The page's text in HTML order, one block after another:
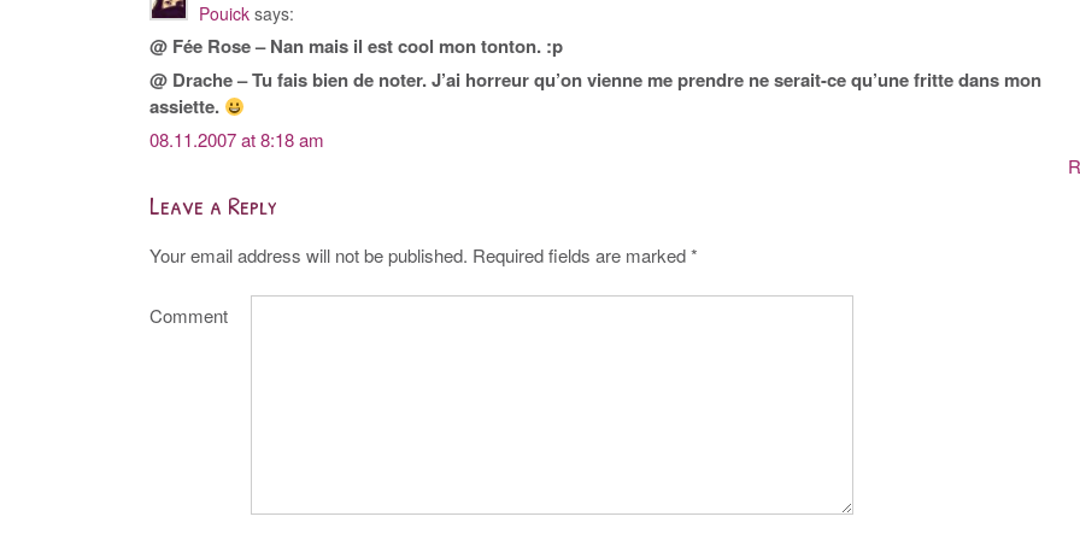
Pouick says:
@ Fée Rose – Nan mais il est cool mon tonton. :p
@ Drache – Tu fais bien de noter. J’ai horreur qu’on vienne me prendre ne serait-ce qu’une fritte dans mon
assiette.
08.11.2007 at 8:18 am
Leave a Reply
Your email address will not be published. Required fields are marked*
Comment